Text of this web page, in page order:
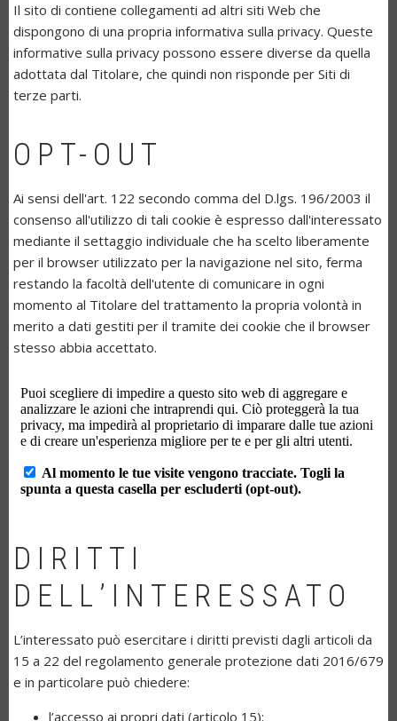
Il sito di contiene collegamenti ad altri siti Web che
dispongono di una propria informativa sulla privacy. Queste
informative sulla privacy possono essere diverse da quella
adottata dal Titolare, che quindi non risponde per Siti di
terze parti.
OPT-OUT
Ai sensi dell'art. 122 secondo comma del D.lgs. 196/2003 il
consenso all'utilizzo di tali cookie è espresso dall'interessato
mediante il settaggio individuale che ha scelto liberamente
per il browser utilizzato per la navigazione nel sito, ferma
restando la facoltà dell'utente di comunicare in ogni
momento al Titolare del trattamento la propria volontà in
merito a dati gestiti per il tramite dei cookie che il browser
stesso abbia accettato.
DIRITTI
DELL’INTERESSATO
L’interessato può esercitare i diritti previsti dagli articoli da
15 a 22 del regolamento generale protezione dati 2016/679
e in particolare può chiedere:
l’accesso ai propri dati (articolo 15);